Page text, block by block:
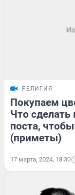
РЕЛИГИЯ
Покупаем
Что сделать
поста,
(приметы)
17 марта, 2024, 18:30